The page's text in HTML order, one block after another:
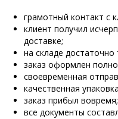
грамотный контакт с
клиент получил
доставке;
на складе достаточно
заказ оформлен
своевременная
качественная
заказ прибыл вовремя;
все документы